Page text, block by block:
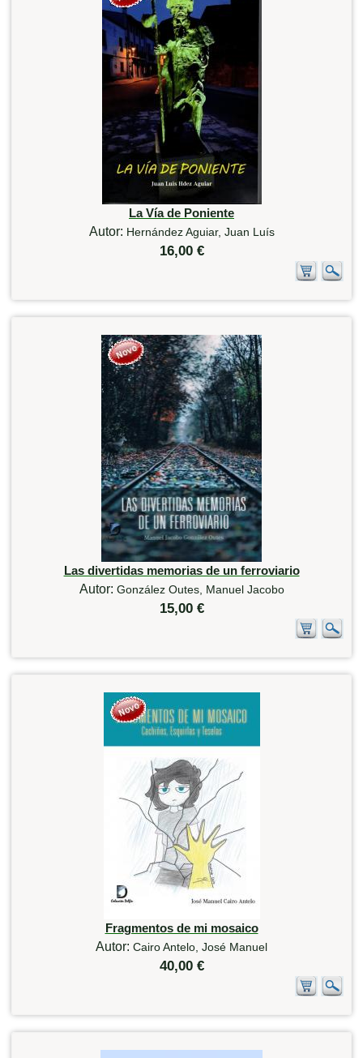
La Vía de Poniente
Autor: Hernández Aguiar, Juan Luís
16,00 €
Las divertidas memorias de un ferroviario
Autor: González Outes, Manuel Jacobo
15,00 €
Fragmentos de mi mosaico
Autor: Cairo Antelo, José Manuel
40,00 €